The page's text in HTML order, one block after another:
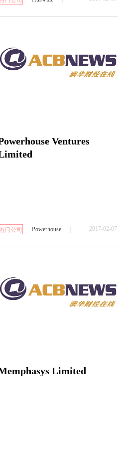
Ventures
门公司 Powerhouse 2017-02-07
Limited